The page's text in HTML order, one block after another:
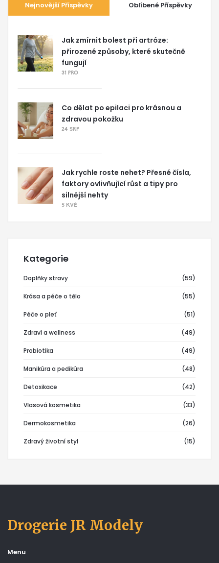
Nejnovější Příspěvky Oblíbené Příspěvky
Jak zmírnit bolest při artróze:
přirozené způsoby, které skutečně
fungují
31 PRO
Co dělat po epilaci pro krásnou a
zdravou pokožku
24 SRP
Jak rychle roste nehet? Přesné čísla,
faktory ovlivňující růst a tipy pro
silnější nehty
5 KVĚ
Kategorie
Doplňky stravy (59)
Krása a péče o tělo (55)
Péče o pleť (51)
Zdraví a wellness (49)
Probiotika (49)
Manikúra a pedikúra (48)
Detoxikace (42)
Vlasová kosmetika (33)
Dermokosmetika (26)
Zdravý životní styl (15)
Drogerie JR Modely
Menu